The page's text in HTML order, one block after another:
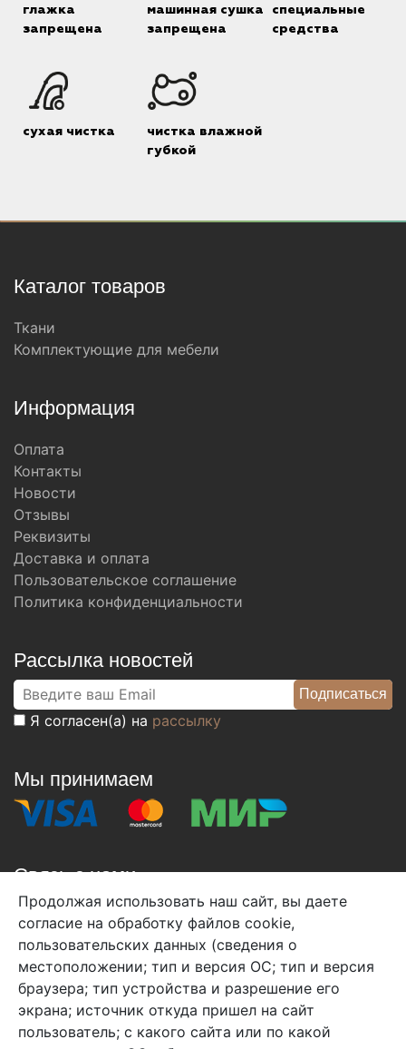
глажка
запрещена
машинная сушка
запрещена
специальные
средства
сухая чистка
чистка влажной
губкой
Каталог товаров
Ткани
Комплектующие для мебели
Информация
Оплата
Контакты
Новости
Отзывы
Реквизиты
Доставка и оплата
Пользовательское соглашение
Политика конфиденциальности
Рассылка новостей
Я согласен(а) на рассылку
Мы принимаем
Связь с нами
+7 (495) 933-38-08
info@arben-textile.ru- оптовые продажи
Арбен текстиль г. Щелково, пер.
Продолжая использовать наш сайт, вы даете
согласие на обработку файлов cookie,
пользовательских данных (сведения о
местоположении; тип и версия ОС; тип и версия
браузера; тип устройства и разрешение его
экрана; источник откуда пришел на сайт
пользователь; с какого сайта или по какой